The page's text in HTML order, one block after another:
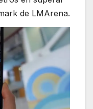
de LMArena.